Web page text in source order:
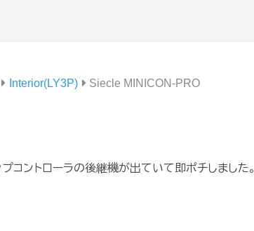
Interior(LY3P) Siecle MINICON-PRO
ントローラの後継機が出ていて即ポチしました。